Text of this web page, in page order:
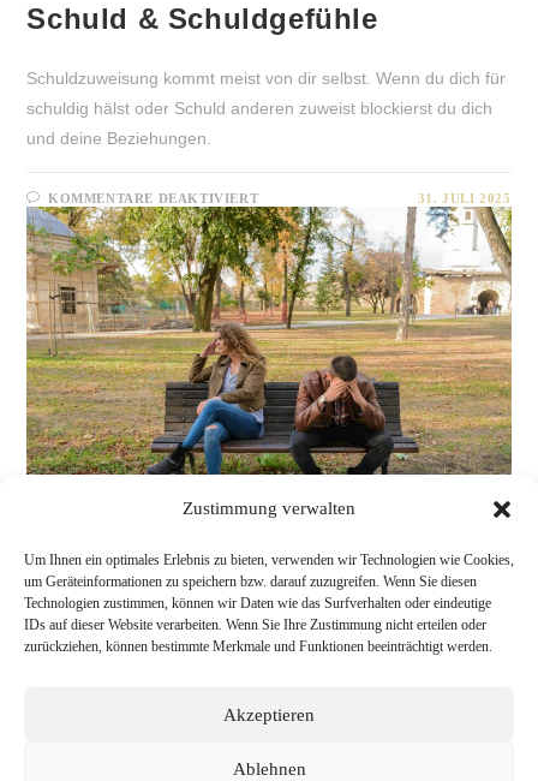
Zustimmung verwalten
Um Ihnen ein optimales Erlebnis zu bieten, verwenden wir Technologien wie Cookies,
um Geräteinformationen zu speichern bzw. darauf zuzugreifen. Wenn Sie diesen
Technologien zustimmen, können wir Daten wie das Surfverhalten oder eindeutige
IDs auf dieser Website verarbeiten. Wenn Sie Ihre Zustimmung nicht erteilen oder
zurückziehen, können bestimmte Merkmale und Funktionen beeinträchtigt werden.
Akzeptieren
Ablehnen
Schuld & Schuldgefühle
Schuldzuweisung kommt meist von dir selbst. Wenn du dich für
schuldig hälst oder Schuld anderen zuweist blockierst du dich
und deine Beziehungen.
KOMMENTARE DEAKTIVIERTFÜR
SCHULD
&
SCHULDGEFÜHLE
31. JULI 2025